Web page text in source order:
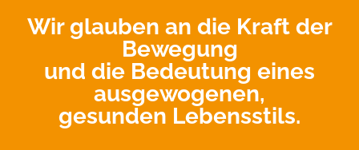
Wir glauben an die Kraft der
Bewegung
und die Bedeutung eines
ausgewogenen,
gesunden Lebensstils.